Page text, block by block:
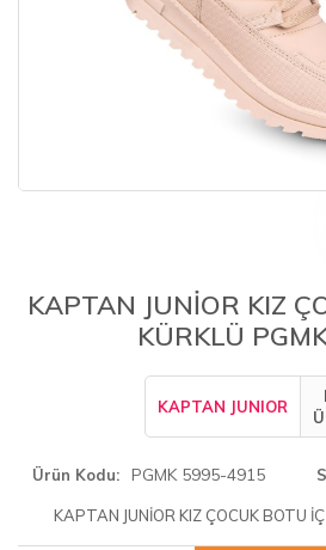
KAPTAN JUNİOR KIZ
KÜRKLÜ
KAPTAN JUNIOR
Ürün Kodu PGMK 5995-4915
KAPTAN JUNİOR KIZ ÇOCUK BOTU